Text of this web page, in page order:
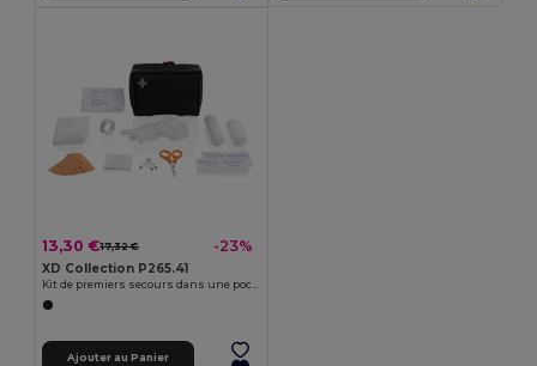
13,30 €17,32 € -23%
XD Collection P265.41
Ajouter au Panier